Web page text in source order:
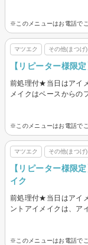
※このメニューはお電話で
マツエク その他(まつげ)
【リピーター様限
前処理付★当日はアイ
メイクはベースからの
※このメニューはお電話で
マツエク その他(まつげ)
【リピーター様限
イク
前処理付★当日はアイ
ントアイメイクは、ア
※このメニューはお電話で